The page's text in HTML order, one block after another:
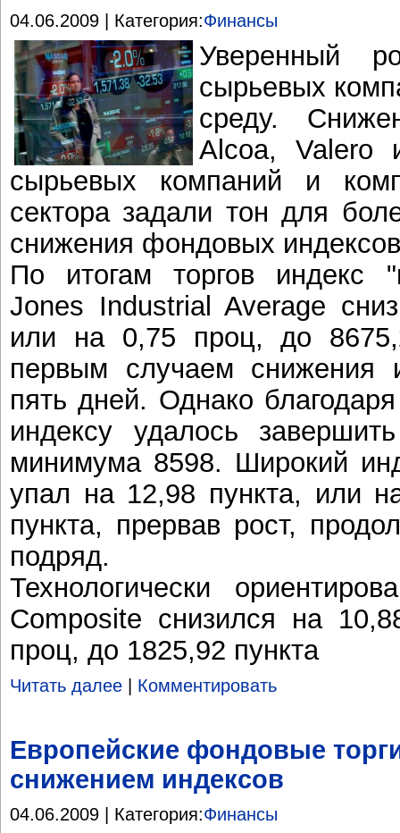
04.06.2009 | Категория:Финансы
Уверенный
сырьевых
среду.
Alcoa, Valero
сырьевых компаний и
сектора задали тон для
снижения фондовых
По итогам торгов индекс
Jones Industrial Average
или на 0,75 проц, до
первым случаем снижения
пять дней. Однако
индексу удалось
минимума 8598. Широкий
упал на 12,98 пункта, или
пункта, прервав рост,
подряд.
Технологически
Composite снизился на
проц, до 1825,92 пункта
Читать далее Комментировать
Европейские фондовые
снижением индексов
04.06.2009 | Категория:Финансы